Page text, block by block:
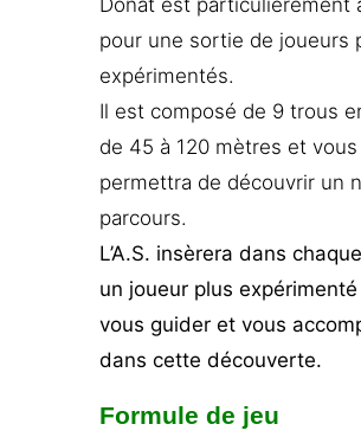
pour une sortie de joueurs
expérimentés.
Il est composé de 9 trous
de 45 à 120 mètres et vous
permettra de découvrir un
parcours.
L’A.S. insèrera dans
un joueur plus
vous guider et vous
dans cette découverte.
Formule de jeu